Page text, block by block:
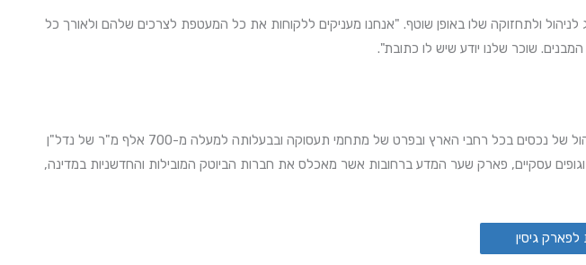
ולתחזוקה שלו באופן שוטף. "אנחנו מעניקים ללקוחות את כל המעטפת לצרכים שלהם ולאורך כל
שוכר שלנו יודע שיש לו כתובת".
בפיתוח, הקמה וניהול של נכסים בכל רחבי הארץ ובפרט של מתחמי תעסוקה ובבעלותה למעלה מ-700 אלף מ"ר של נדל"ן
עסקיים, פארק שער המדע ברחובות אשר מאכלס את חברות הביוטק המובילות והחדשניות במדינה,
גיסין